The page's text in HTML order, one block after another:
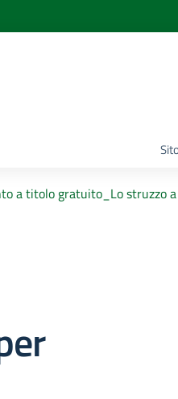
a titolo gratuito_Lo struzzo